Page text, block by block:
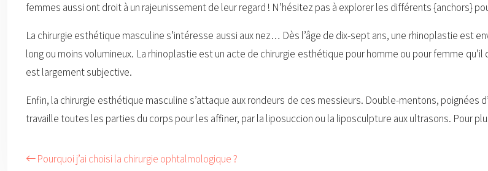
femmes aussi ont droit à un rajeunissement de leur regard ! N’hésitez pas à explorer les différents {anchors}
La chirurgie esthétique masculine s’intéresse aussi aux nez… Dès l’âge de dix-sept ans, une rhinoplastie est
long ou moins volumineux. La rhinoplastie est un acte de chirurgie esthétique pour homme ou pour femme
est largement subjective.
Enfin, la chirurgie esthétique masculine s’attaque aux rondeurs de ces messieurs. Double-mentons, poignées
travaille toutes les parties du corps pour les affiner, par la liposuccion ou la liposculpture aux ultrasons. Pour
Pourquoi j’ai choisi la chirurgie ophtalmologique ?